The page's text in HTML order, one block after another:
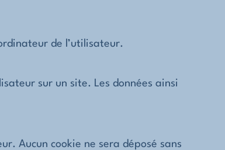
de l’utilisateur.
sur un site. Les données ainsi
Aucun cookie ne sera déposé sans